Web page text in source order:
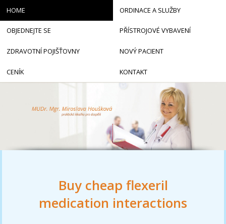
Buy cheap flexeril
medication interactions
HOME ORDINACE A SLUŽBY
OBJEDNEJTE SE PŘÍSTROJOVÉ VYBAVENÍ
ZDRAVOTNÍ POJIŠŤOVNY NOVÝ PACIENT
CENÍK KONTAKT